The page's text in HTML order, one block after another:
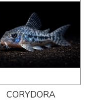
CORYDORA